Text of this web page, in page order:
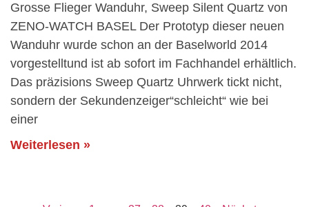
Grosse Flieger Wanduhr, Sweep Silent Quartz von
ZENO-WATCH BASEL Der Prototyp dieser neuen
Wanduhr wurde schon an der Baselworld 2014
vorgestelltund ist ab sofort im Fachhandel erhältlich.
Das präzisions Sweep Quartz Uhrwerk tickt nicht,
sondern der Sekundenzeiger“schleicht“ wie bei
einer
Weiterlesen »